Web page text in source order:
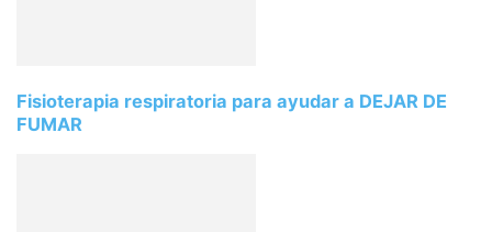
Fisioterapia respiratoria para ayudar a DEJAR DE
FUMAR